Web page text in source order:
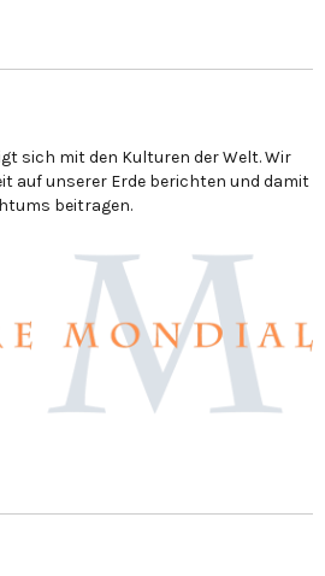
sich mit den Kulturen der Welt. Wir
auf unserer Erde berichten und damit
beitragen.